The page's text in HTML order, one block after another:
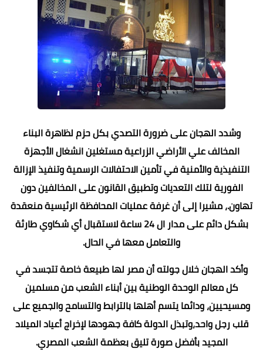
وشدد الهجان على ضرورة التصدي بكل حزم لظاهرة البناء
المخالف علي الأراضي الزراعية مستغلين انشغال الأجهزة
التنفيذية والأمنية في تأمين الاحتفالات الرسمية وتنفيذ الإزالة
الفورية لتلك التعديات وتطبيق القانون على المخالفين دون
تهاون.، مشيرا إلى أن غرفة عمليات المحافظة الرئيسية منعقدة
بشكل دائم على مدار ال 24 ساعة لاستقبال أي شكاوي طارئة
والتعامل معها في الحال.
وأكد الهجان خلال جولته أن مصر لها طبيعة خاصة تتجسد في
كل معالم الوحدة الوطنية بين أبناء الشعب من مسلمين
ومسيحيين، ودائما يتسم أهلها بالترابط والتسامح والجميع على
قلب رجل واحد،وتبذل الدولة كافة جهودها لإخراج أعياد الميلاد
المجيد بأفضل صورة تليق بعظمة الشعب المصري.